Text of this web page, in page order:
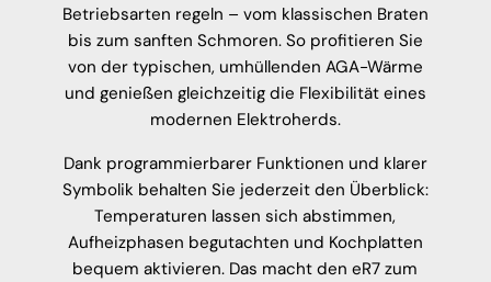
Betriebsarten regeln – vom klassischen Braten
bis zum sanften Schmoren. So profitieren Sie
von der typischen, umhüllenden AGA-Wärme
und genießen gleichzeitig die Flexibilität eines
modernen Elektroherds.
Dank programmierbarer Funktionen und klarer
Symbolik behalten Sie jederzeit den Überblick:
Temperaturen lassen sich abstimmen,
Aufheizphasen begutachten und Kochplatten
bequem aktivieren. Das macht den eR7 zum